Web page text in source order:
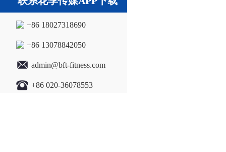
+86 18027318690
+86 13078842050
admin@bft-fitness.com
+86 020-36078553